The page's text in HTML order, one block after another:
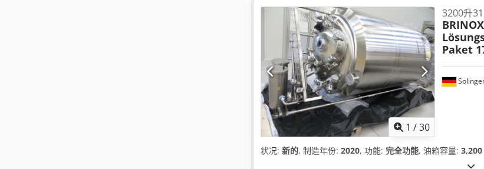
1 /30
3200升
Paket
状况: 新的, 制造年份: 2020, 功能: 完全功能, 油箱容量: